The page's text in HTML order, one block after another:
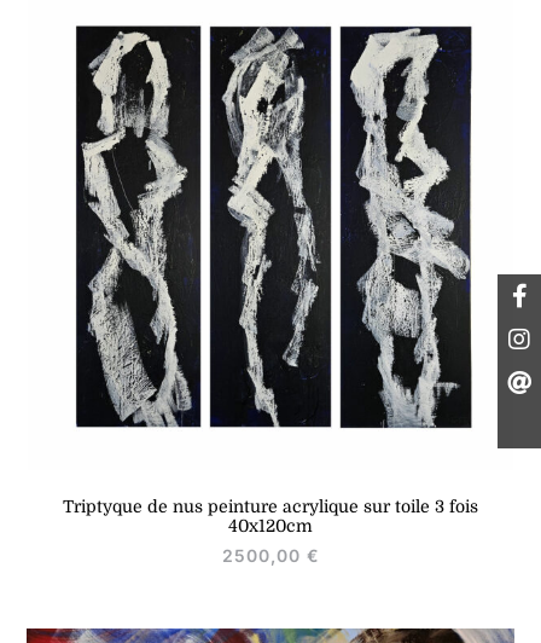
Triptyque de nus peinture acrylique sur toile 3 fois
40x120cm
2500,00 €